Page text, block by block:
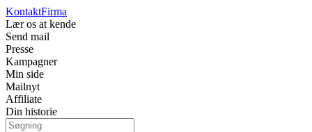
KontaktFirma
Lær os at kende
Send mail
Presse
Kampagner
Min side
Mailnyt
Affiliate
Din historie